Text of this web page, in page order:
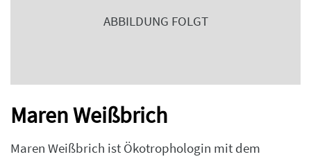
ABBILDUNG FOLGT
Maren Weißbrich
Maren Weißbrich ist Ökotrophologin mit dem